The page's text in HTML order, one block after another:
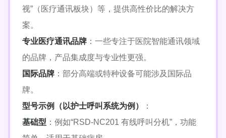
视”（医疗通讯板块）等，提供高性价比的解决方
案。
专业医疗通讯品牌 ：一些专注于医院智能通讯领域
的品牌，产品集成度与专业性更强。
国际品牌 ：部分高端或特种设备可能涉及国际品
牌。
型号示例（以护士呼叫系统为例）
：
基础型 ：例如“RSD-NC201 有线呼叫分机”，功能